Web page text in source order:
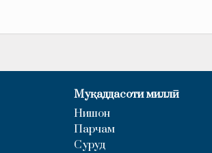
Муқаддасоти миллӣ
Нишон
Парчам
Суруд